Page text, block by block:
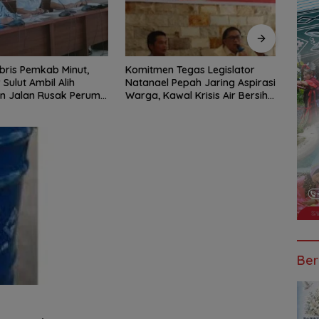
Tegas Legislator
Jaring Aspirasi
Krisis Air Bersih
BSG Kejar Target Modal Inti,
Posisi Pertengahan 2026
Tercatat Rp1,6 Triliun